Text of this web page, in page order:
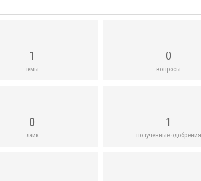
1
темы
0
вопросы
0
лайк
1
полученные одобрения